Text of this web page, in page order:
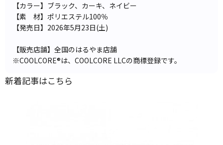
【カラー】ブラック、カーキ、ネイビー
【素 材】ポリエステル100％
【発売日】2026年5月23日(土)
【販売店舗】全国のはるやま店舗
※COOLCORE®は、COOLCORE LLCの商標登録です。
新着記事はこちら